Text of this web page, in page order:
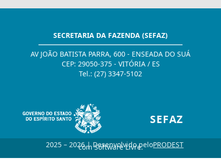
SECRETARIA DA FAZENDA (SEFAZ)
AV JOÃO BATISTA PARRA, 600 - ENSEADA DO SUÁ
CEP: 29050-375 - VITÓRIA / ES
Tel.: (27) 3347-5102
SEFAZ
2025 – 2026 | Desenvolvido peloPRODEST
com Software Livre.